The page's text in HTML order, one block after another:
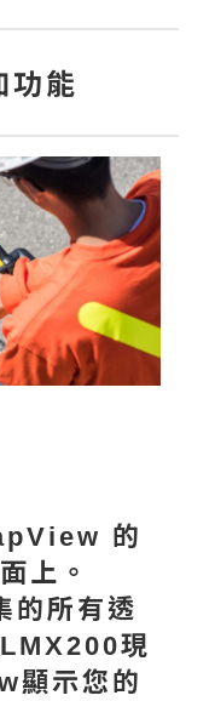
功能
的
上。
的所有透
現
顯示您的